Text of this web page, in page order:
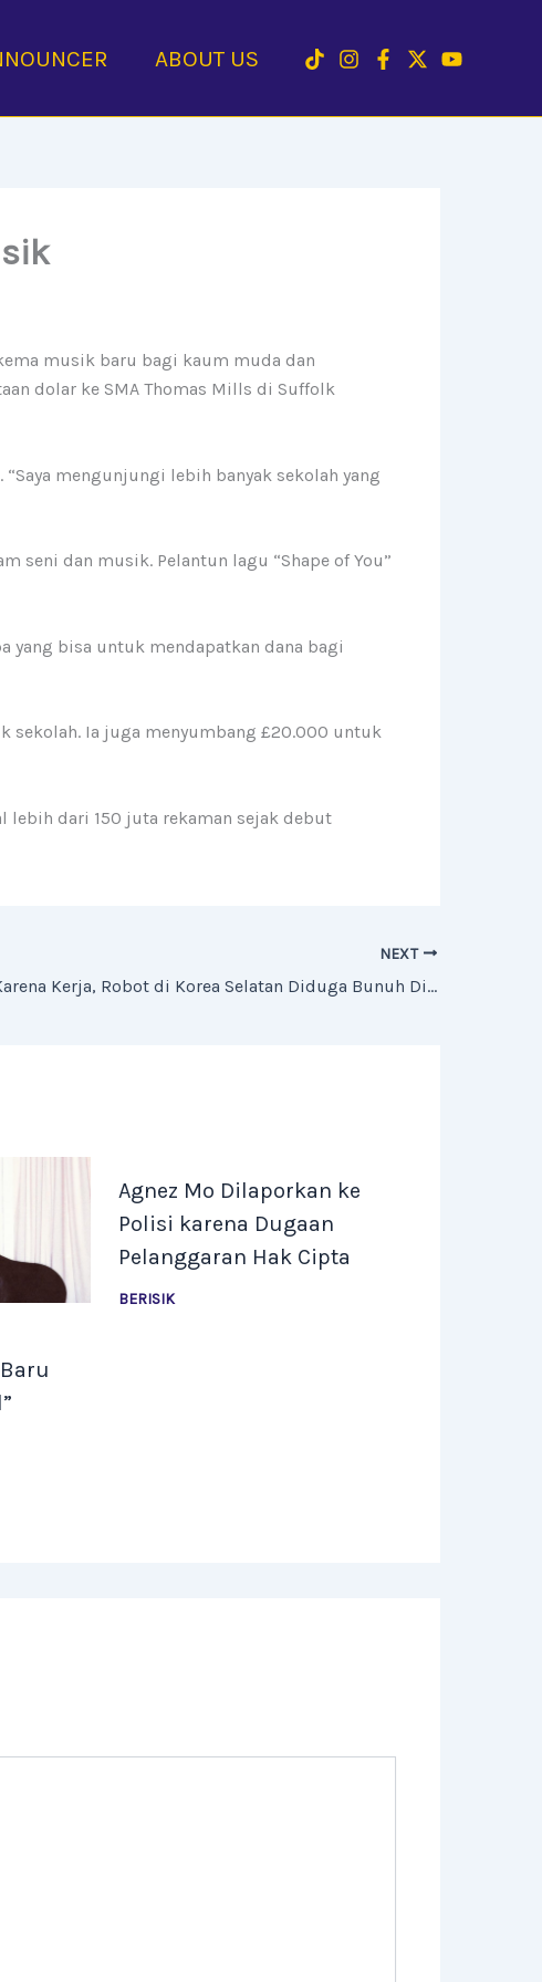
ABOUT US
musik baru bagi kaum muda dan
dolar ke SMA Thomas Mills di Suffolk
“Saya mengunjungi lebih banyak sekolah yang
seni dan musik. Pelantun lagu “Shape of You”
yang bisa untuk mendapatkan dana bagi
sekolah. Ia juga menyumbang £20.000 untuk
dari 150 juta rekaman sejak debut
NEXT
Stres Karena Kerja, Robot di Korea Selatan Diduga Bunuh Diri
Agnez Mo Dilaporkan ke
Polisi karena Dugaan
Pelanggaran Hak Cipta
BERISIK